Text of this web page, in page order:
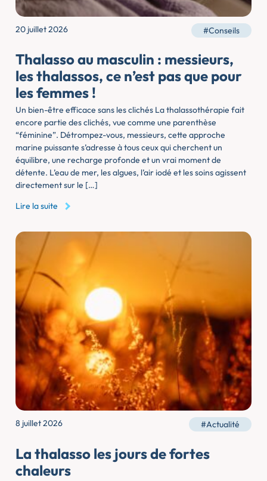
20 juillet 2026 #Conseils
Thalasso au masculin : messieurs,
les thalassos, ce n’est pas que pour
les femmes !
Un bien-être efficace sans les clichés La thalassothérapie fait
encore partie des clichés, vue comme une parenthèse
“féminine”. Détrompez-vous, messieurs, cette approche
marine puissante s’adresse à tous ceux qui cherchent un
équilibre, une recharge profonde et un vrai moment de
détente. L’eau de mer, les algues, l’air iodé et les soins agissent
directement sur le […]
Lire la suite
8 juillet 2026 #Actualité
La thalasso les jours de fortes
chaleurs